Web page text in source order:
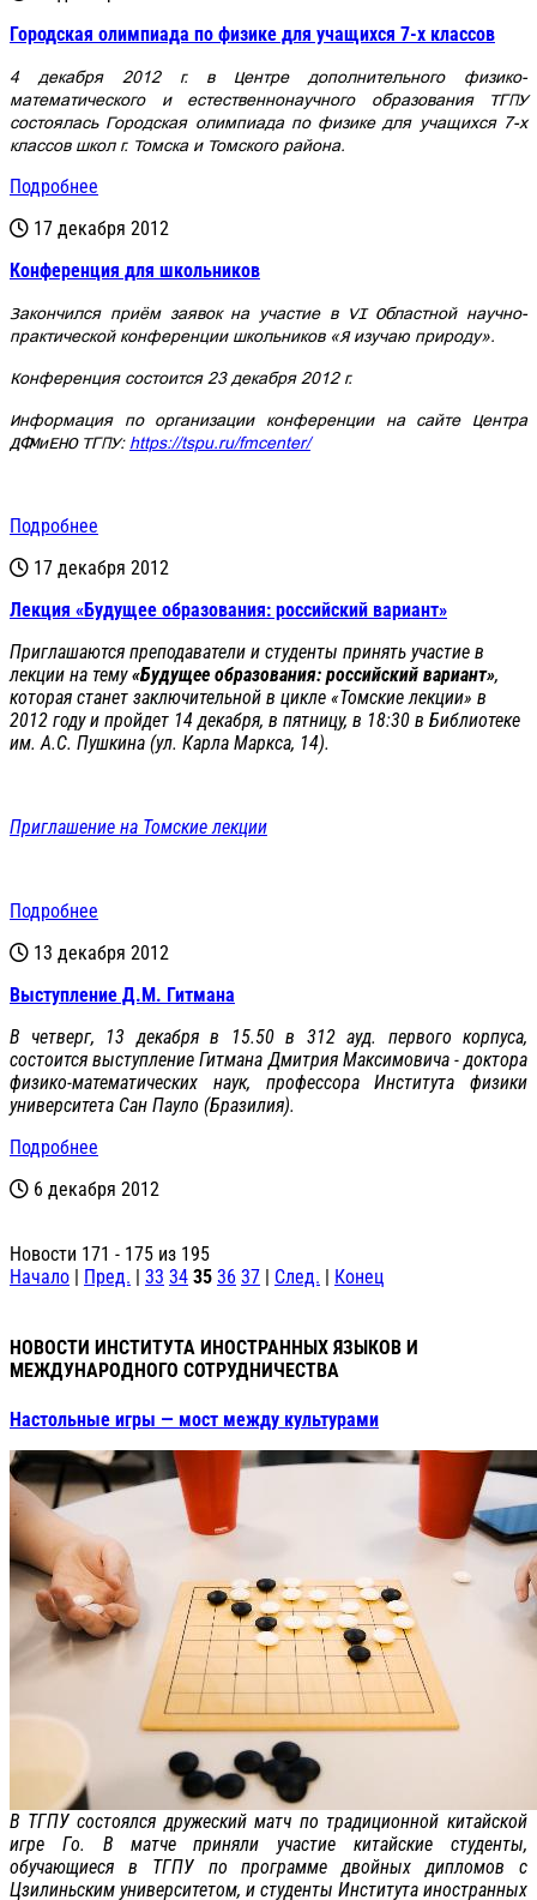
Городская олимпиада по физике для учащихся 7-х классов
4 декабря 2012 г. в Центре дополнительного физико-
математического и естественнонаучного образования ТГПУ
состоялась Городская олимпиада по физике для учащихся 7-х
классов школ г. Томска и Томского района.
Подробнее
17 декабря 2012
Конференция для школьников
Закончился приём заявок на участие в VI Областной научно-
практической конференции школьников «Я изучаю природу».
Конференция состоится 23 декабря 2012 г.
Информация по организации конференции на сайте Центра
ДФМиЕНО ТГПУ: https://tspu.ru/fmcenter/
Подробнее
17 декабря 2012
Лекция «Будущее образования: российский вариант»
Приглашаются преподаватели и студенты принять участие в
лекции на тему«Будущее образования: российский вариант»,
которая станет заключительной в цикле «Томские лекции» в
2012 году и пройдет 14 декабря, в пятницу, в 18:30 в Библиотеке
им. А.С. Пушкина (ул. Карла Маркса, 14).
Приглашение на Томские лекции
Подробнее
13 декабря 2012
Выступление Д.М. Гитмана
В четверг, 13 декабря в 15.50 в 312 ауд. первого корпуса,
состоится выступление Гитмана Дмитрия Максимовича - доктора
физико-математических наук, профессора Института физики
университета Сан Пауло (Бразилия).
Подробнее
6 декабря 2012
Новости 171 - 175 из 195
Начало | Пред. | 33 34 35 36 37 | След. | Конец
НОВОСТИ ИНСТИТУТА ИНОСТРАННЫХ ЯЗЫКОВ И
МЕЖДУНАРОДНОГО СОТРУДНИЧЕСТВА
Настольные игры — мост между культурами
В ТГПУ состоялся дружеский матч по традиционной китайской
игре Го. В матче приняли участие китайские студенты,
обучающиеся в ТГПУ по программе двойных дипломов с
Цзилиньским университетом, и студенты Института иностранных